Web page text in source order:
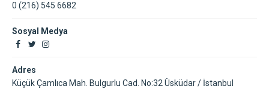
0 (216) 545 6682
Sosyal Medya
Adres
Küçük Çamlıca Mah. Bulgurlu Cad. No:32 Üsküdar / İstanbul